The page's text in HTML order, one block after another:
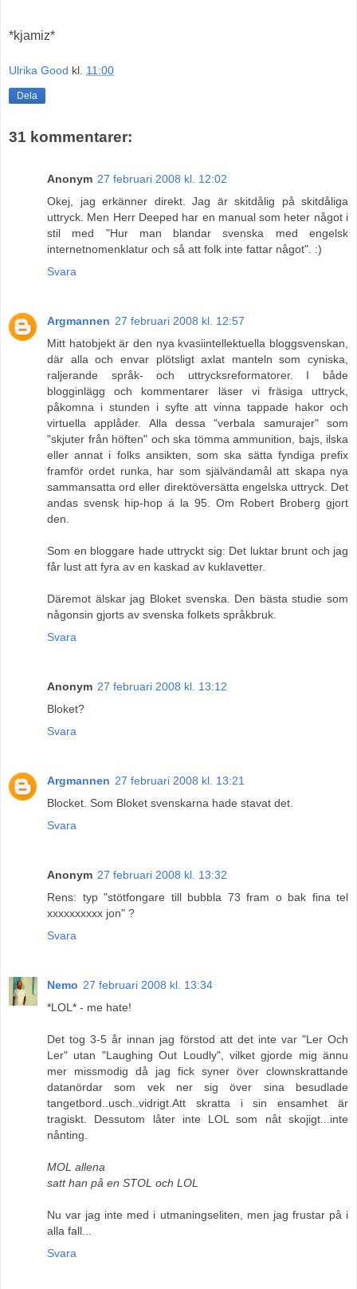
*kjamiz*
Ulrika Good kl. 11:00
Dela
31 kommentarer:
Anonym 27 februari 2008 kl. 12:02
Okej, jag erkänner direkt. Jag är skitdålig på skitdåliga
uttryck. Men Herr Deeped har en manual som heter något i
stil med "Hur man blandar svenska med engelsk
internetnomenklatur och så att folk inte fattar något". :)
Svara
Argmannen 27 februari 2008 kl. 12:57
Mitt hatobjekt är den nya kvasiintellektuella bloggsvenskan,
där alla och envar plötsligt axlat manteln som cyniska,
raljerande språk- och uttrycksreformatorer. I både
blogginlägg och kommentarer läser vi fräsiga uttryck,
påkomna i stunden i syfte att vinna tappade hakor och
virtuella applåder. Alla dessa "verbala samurajer" som
"skjuter från höften" och ska tömma ammunition, bajs, ilska
eller annat i folks ansikten, som ska sätta fyndiga prefix
framför ordet runka, har som självändamål att skapa nya
sammansatta ord eller direktöversätta engelska uttryck. Det
andas svensk hip-hop á la 95. Om Robert Broberg gjort
den.
Som en bloggare hade uttryckt sig: Det luktar brunt och jag
får lust att fyra av en kaskad av kuklavetter.
Däremot älskar jag Bloket svenska. Den bästa studie som
någonsin gjorts av svenska folkets språkbruk.
Svara
Anonym 27 februari 2008 kl. 13:12
Bloket?
Svara
Argmannen 27 februari 2008 kl. 13:21
Blocket. Som Bloket svenskarna hade stavat det.
Svara
Anonym 27 februari 2008 kl. 13:32
Rens: typ "stötfongare till bubbla 73 fram o bak fina tel
xxxxxxxxxx jon" ?
Svara
Nemo 27 februari 2008 kl. 13:34
*LOL* - me hate!
Det tog 3-5 år innan jag förstod att det inte var "Ler Och
Ler" utan "Laughing Out Loudly", vilket gjorde mig ännu
mer missmodig då jag fick syner över clownskrattande
datanördar som vek ner sig över sina besudlade
tangetbord..usch..vidrigt.Att skratta i sin ensamhet är
tragiskt. Dessutom låter inte LOL som nåt skojigt...inte
nånting.
MOL allena
satt han på en STOL och LOL
Nu var jag inte med i utmaningseliten, men jag frustar på i
alla fall...
Svara